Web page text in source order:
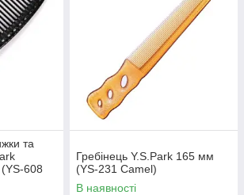
та
608
Гребінець Y.S.Park 165 мм
(YS-231 Camel)
В наявності